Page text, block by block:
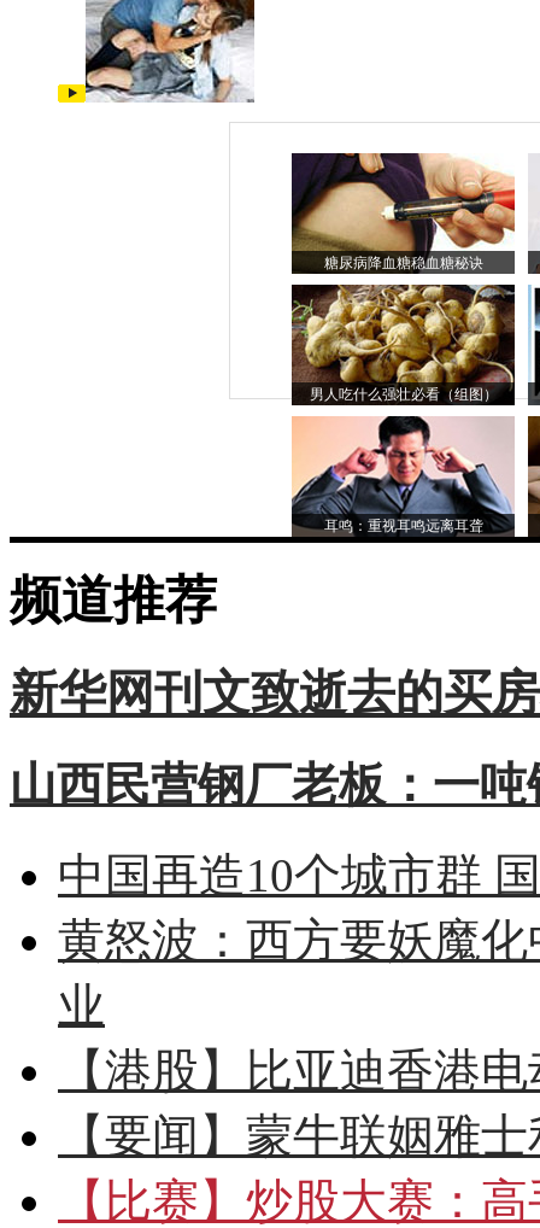
糖尿病降血糖稳血糖秘诀
男人吃什么强壮必看（组图）
耳鸣：重视耳鸣远离耳聋
频道推荐
新华网刊文致逝去的买
山西民营钢厂老板：一
中国再造10个城市群
黄怒波：西方要妖魔
业
【港股】
比亚迪香港
【要闻】 蒙牛联姻雅
【比赛】 炒股大赛：高